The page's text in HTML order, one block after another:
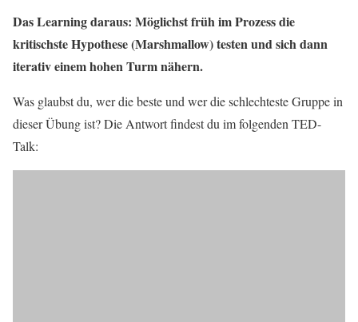
Das Learning daraus: Möglichst früh im Prozess die
kritischste Hypothese (Marshmallow) testen und sich dann
iterativ einem hohen Turm nähern.
Was glaubst du, wer die beste und wer die schlechteste Gruppe in
dieser Übung ist? Die Antwort findest du im folgenden TED-
Talk: